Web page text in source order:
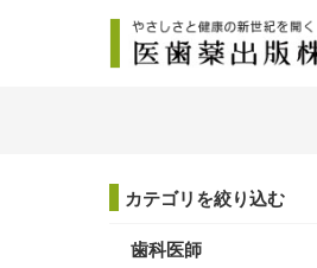
カテゴリを絞り込む
歯科医師